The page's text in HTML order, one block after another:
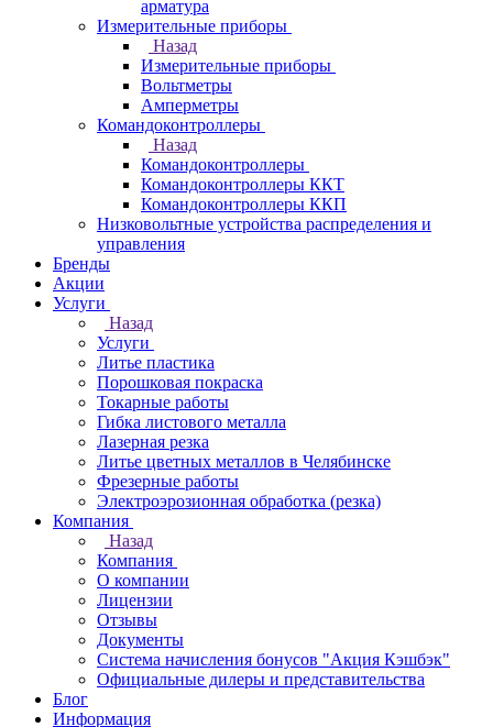
арматура
Измерительные приборы
Назад
Измерительные приборы
Вольтметры
Амперметры
Командоконтроллеры
Назад
Командоконтроллеры
Командоконтроллеры ККТ
Командоконтроллеры ККП
Низковольтные устройства распределения и
управления
Бренды
Акции
Услуги
Назад
Услуги
Литье пластика
Порошковая покраска
Токарные работы
Гибка листового металла
Лазерная резка
Литье цветных металлов в Челябинске
Фрезерные работы
Электроэрозионная обработка (резка)
Компания
Назад
Компания
О компании
Лицензии
Отзывы
Документы
Система начисления бонусов "Акция Кэшбэк"
Официальные дилеры и представительства
Блог
Информация